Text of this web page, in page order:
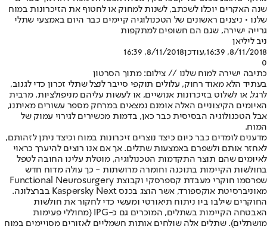
שנה האקרים יוכלו לשכתב, לשנות למחוק או לחטוף את הזיכרונות במוח
שלנו • ניצנים ראשונים של הטכנולוגיה קיימים כבר היום באמצעי שתלי
גרייה ישירה, שגם הם חשופים למתקפות
ניב ליליאן
8/11/2018, 16:39
,עודכן8/11/2018, 16:39
0
כתיבה ישירה למוח שלנו // צילום: מתוך הסרטון
בעתיד הלא מאוד רחוק, עלולים תוקפי סייבר לנצל שתלי זכרון כדי לגנוב,
לרגל, או לשלוט בזיכרונות אנושיים, או לעשות עליהם מניפולציות. מרבית
האיומים הקיצוניים האלה אומנם נמצאים במרחק מספר עשורים מאיתנו,
אבל הטכנולוגיה הבסיסית כבר כאן, בדמות מכשירים לגירוי עמוק של
המוח.
מדענים לומדים כבר כיום כיצד נוצרים זיכרונות במוח וכיצד ניתן לזהותם,
לאחזר אותם ולשפרם באמצעות שתלים. אך אם אנו רוצים להיערך כראוי
לאיומים שהם תוצר התקדמות הטכנולוגיה, מוטלת עלינו החובה לטפל
בחולשות הקיימות בתוכנה וחומרה מרושתות - כך עולה מדוח חדש
שפרסמו חוקרי מעבדת קספרסקי וקבוצת Functional Neurosurgery
מאוניברסיטת אוקספורד, אשר הוצג בכנס Kaspersky Next בברצלונה.
החוקרים שילבו ביו ניתוח תיאורטי ומעשי כדי לחקור את חולשות
האבטחה הקיימות בשתלים, המוכרים גם כ-IPG (מחוללי פעימות
מושתלים). שתלים אלה שולחים אותות חשמליים לאזורים מסויימים במוח